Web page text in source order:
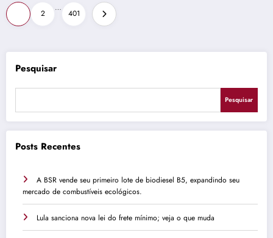
Paginação
de
posts
2
…
401
Pesquisar
Pesquisar
Posts Recentes
A BSR vende seu primeiro lote de biodiesel B5, expandindo seu
mercado de combustíveis ecológicos.
Lula sanciona nova lei do frete mínimo; veja o que muda